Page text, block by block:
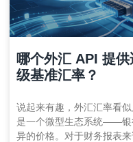
哪个外汇 API 提
级基准汇率？
说起来有趣，外汇汇率看
是一个微型生态系统——银
异的价格。对于财务报表